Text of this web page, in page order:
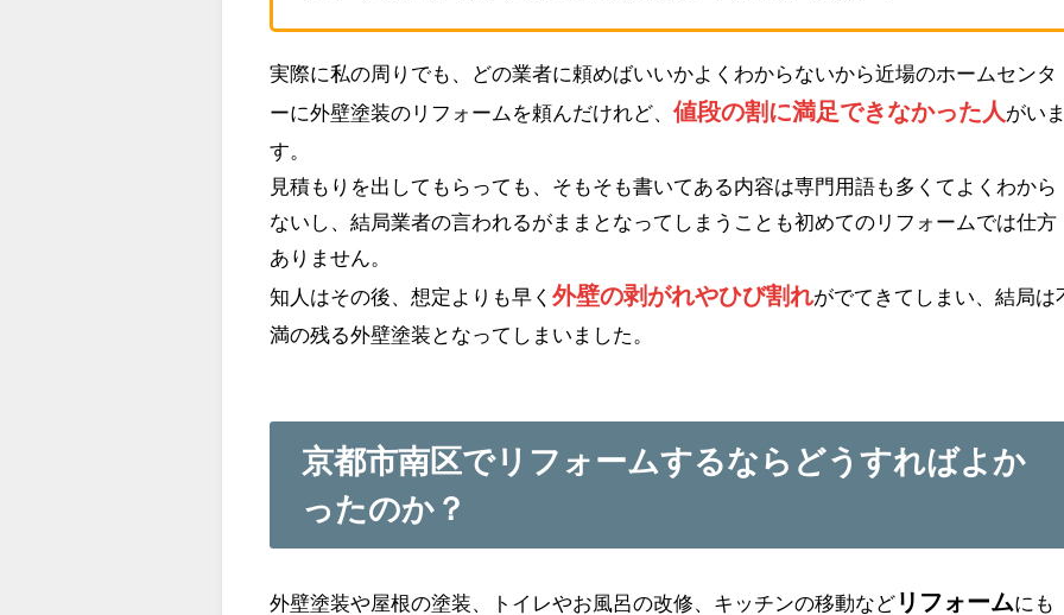
実際に私の周りでも、どの業者に頼めばいいかよくわからないから近場のホームセンタ
ーに外壁塗装のリフォームを頼んだけれど、値段の割に満足できなかった人 がい
す。
見積もりを出してもらっても、そもそも書いてある内容は専門用語も多くてよくわから
ないし、結局業者の言われるがままとなってしまうことも初めてのリフォームでは仕方
ありません。
知人はその後、想定よりも早く外壁の剥がれやひび割れがでてきてしまい、結局は
満の残る外壁塗装となってしまいました。
京都市南区でリフォームするならどうすればよか
ったのか？
外壁塗装や屋根の塗装、トイレやお風呂の改修、キッチンの移動など リフォームにも